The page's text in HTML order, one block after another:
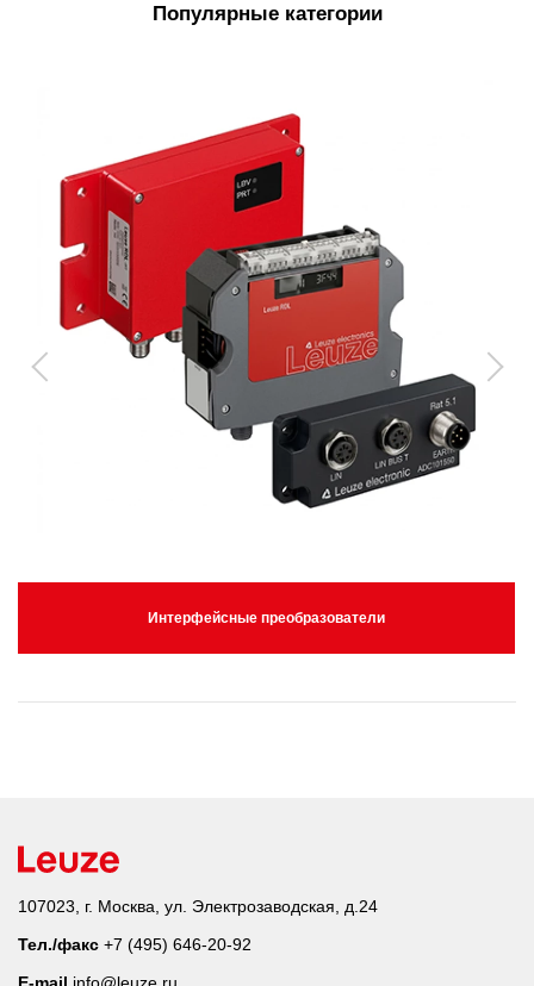
Популярные категории
Интерфейсные преобразователи
107023, г. Москва, ул. Электрозаводская, д.24
Тел./факс +7 (495) 646-20-92
E-mail info@leuze.ru